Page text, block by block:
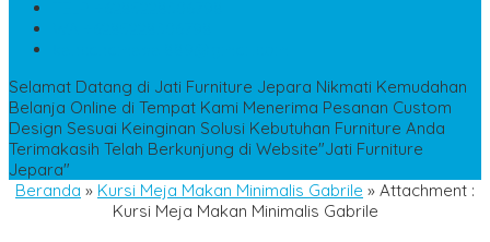
Selamat Datang di Jati Furniture Jepara Nikmati Kemudahan
Belanja Online di Tempat Kami Menerima Pesanan Custom
Design Sesuai Keinginan Solusi Kebutuhan Furniture Anda
Terimakasih Telah Berkunjung di Website"Jati Furniture
Jepara"
Beranda » Kursi Meja Makan Minimalis Gabrile » Attachment :
Kursi Meja Makan Minimalis Gabrile